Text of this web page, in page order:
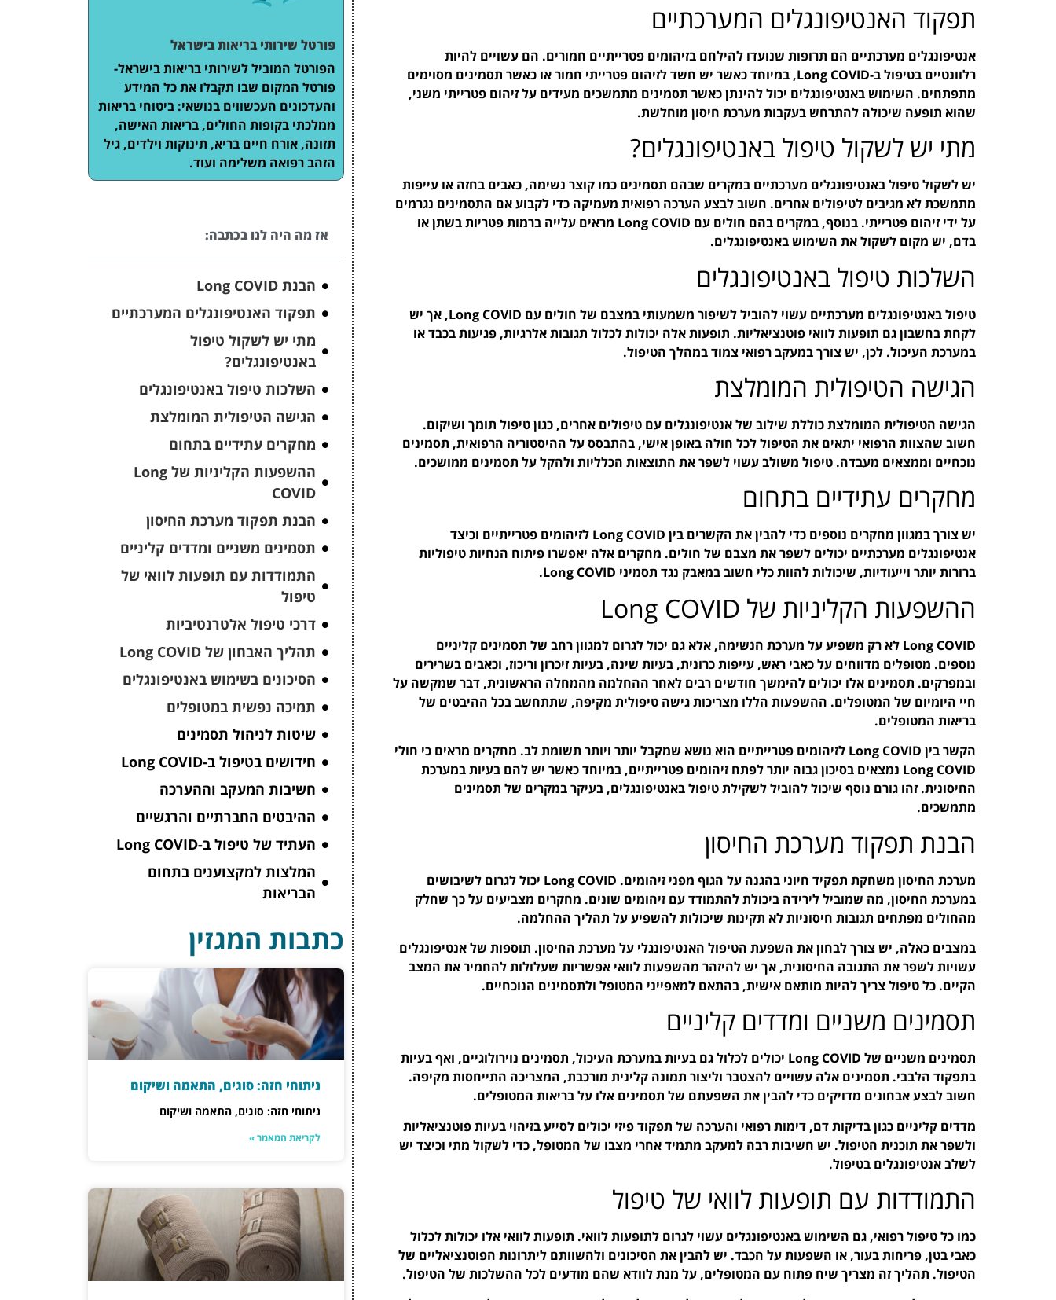
תפקוד האנטיפונגלים המערכתיים
אנטיפונגלים מערכתיים הם תרופות שנועדו להילחם בזיהומים פטרייתיים חמורים. הם עשויים להיות
רלוונטיים בטיפול ב-Long COVID, במיוחד כאשר יש חשד לזיהום פטרייתי חמור או כאשר תסמינים מסוימים
מתפתחים. השימוש באנטיפונגלים יכול להינתן כאשר תסמינים מתמשכים מעידים על זיהום פטרייתי משני,
שהוא תופעה שיכולה להתרחש בעקבות מערכת חיסון מוחלשת.
מתי יש לשקול טיפול באנטיפונגלים?
יש לשקול טיפול באנטיפונגלים מערכתיים במקרים שבהם תסמינים כמו קוצר נשימה, כאבים בחזה או עייפות
מתמשכת לא מגיבים לטיפולים אחרים. חשוב לבצע הערכה רפואית מעמיקה כדי לקבוע אם התסמינים נגרמים
על ידי זיהום פטרייתי. בנוסף, במקרים בהם חולים עם Long COVID מראים עלייה ברמות פטריות בשתן או
בדם, יש מקום לשקול את השימוש באנטיפונגלים.
השלכות טיפול באנטיפונגלים
טיפול באנטיפונגלים מערכתיים עשוי להוביל לשיפור משמעותי במצבם של חולים עם Long COVID, אך יש
לקחת בחשבון גם תופעות לוואי פוטנציאליות. תופעות אלה יכולות לכלול תגובות אלרגיות, פגיעות בכבד או
במערכת העיכול. לכן, יש צורך במעקב רפואי צמוד במהלך הטיפול.
הגישה הטיפולית המומלצת
הגישה הטיפולית המומלצת כוללת שילוב של אנטיפונגלים עם טיפולים אחרים, כגון טיפול תומך ושיקום.
חשוב שהצוות הרפואי יתאים את הטיפול לכל חולה באופן אישי, בהתבסס על ההיסטוריה הרפואית, תסמינים
נוכחיים וממצאים מעבדה. טיפול משולב עשוי לשפר את התוצאות הכלליות ולהקל על תסמינים ממושכים.
מחקרים עתידיים בתחום
יש צורך במגוון מחקרים נוספים כדי להבין את הקשרים בין Long COVID לזיהומים פטרייתיים וכיצד
אנטיפונגלים מערכתיים יכולים לשפר את מצבם של חולים. מחקרים אלה יאפשרו פיתוח הנחיות טיפוליות
ברורות יותר וייעודיות, שיכולות להוות כלי חשוב במאבק נגד תסמיני Long COVID.
ההשפעות הקליניות של Long COVID
Long COVID לא רק משפיע על מערכת הנשימה, אלא גם יכול לגרום למגוון רחב של תסמינים קליניים
נוספים. מטופלים מדווחים על כאבי ראש, עייפות כרונית, בעיות שינה, בעיות זיכרון וריכוז, וכאבים בשרירים
ובמפרקים. תסמינים אלו יכולים להימשך חודשים רבים לאחר ההחלמה מהמחלה הראשונית, דבר שמקשה על
חיי היומיום של המטופלים. ההשפעות הללו מצריכות גישה טיפולית מקיפה, שתתחשב בכל ההיבטים של
בריאות המטופלים.
הקשר בין Long COVID לזיהומים פטרייתיים הוא נושא שמקבל יותר ויותר תשומת לב. מחקרים מראים כי חולי
Long COVID נמצאים בסיכון גבוה יותר לפתח זיהומים פטרייתיים, במיוחד כאשר יש להם בעיות במערכת
החיסונית. זהו גורם נוסף שיכול להוביל לשקילת טיפול באנטיפונגלים, בעיקר במקרים של תסמינים
מתמשכים.
הבנת תפקוד מערכת החיסון
מערכת החיסון משחקת תפקיד חיוני בהגנה על הגוף מפני זיהומים. Long COVID יכול לגרום לשיבושים
במערכת החיסון, מה שמוביל לירידה ביכולת להתמודד עם זיהומים שונים. מחקרים מצביעים על כך שחלק
מהחולים מפתחים תגובות חיסוניות לא תקינות שיכולות להשפיע על תהליך ההחלמה.
במצבים כאלה, יש צורך לבחון את השפעת הטיפול האנטיפונגלי על מערכת החיסון. תוספות של אנטיפונגלים
עשויות לשפר את התגובה החיסונית, אך יש להיזהר מהשפעות לוואי אפשריות שעלולות להחמיר את המצב
הקיים. כל טיפול צריך להיות מותאם אישית, בהתאם למאפייני המטופל ולתסמינים הנוכחיים.
תסמינים משניים ומדדים קליניים
תסמינים משניים של Long COVID יכולים לכלול גם בעיות במערכת העיכול, תסמינים נוירולוגיים, ואף בעיות
בתפקוד הלבבי. תסמינים אלה עשויים להצטבר וליצור תמונה קלינית מורכבת, המצריכה התייחסות מקיפה.
חשוב לבצע אבחונים מדויקים כדי להבין את השפעתם של תסמינים אלו על בריאות המטופלים.
מדדים קליניים כגון בדיקות דם, דימות רפואי והערכה של תפקוד פיזי יכולים לסייע בזיהוי בעיות פוטנציאליות
ולשפר את תוכנית הטיפול. יש חשיבות רבה למעקב מתמיד אחרי מצבו של המטופל, כדי לשקול מתי וכיצד יש
לשלב אנטיפונגלים בטיפול.
התמודדות עם תופעות לוואי של טיפול
כמו כל טיפול רפואי, גם השימוש באנטיפונגלים עשוי לגרום לתופעות לוואי. תופעות לוואי אלו יכולות לכלול
כאבי בטן, פריחות בעור, או השפעות על הכבד. יש להבין את הסיכונים ולהשוותם ליתרונות הפוטנציאליים של
הטיפול. תהליך זה מצריך שיח פתוח עם המטופלים, על מנת לוודא שהם מודעים לכל ההשלכות של הטיפול.
פורטל שירותי בריאות בישראל
הפורטל המוביל לשירותי בריאות בישראל-
פורטל המקום שבו תקבלו את כל המידע
והעדכונים העכשווים בנושאי: ביטוחי בריאות
ממלכתי בקופות החולים, בריאות האישה,
תזונה, אורח חיים בריא, תינוקות וילדים, גיל
הזהב רפואה משלימה ועוד.
אז מה היה לנו בכתבה:
הבנת Long COVID
תפקוד האנטיפונגלים המערכתיים
מתי יש לשקול טיפול
באנטיפונגלים?
השלכות טיפול באנטיפונגלים
הגישה הטיפולית המומלצת
מחקרים עתידיים בתחום
ההשפעות הקליניות של Long
COVID
הבנת תפקוד מערכת החיסון
תסמינים משניים ומדדים קליניים
התמודדות עם תופעות לוואי של
טיפול
דרכי טיפול אלטרנטיביות
תהליך האבחון של Long COVID
הסיכונים בשימוש באנטיפונגלים
תמיכה נפשית במטופלים
שיטות לניהול תסמינים
חידושים בטיפול ב-Long COVID
חשיבות המעקב וההערכה
ההיבטים החברתיים והרגשיים
העתיד של טיפול ב-Long COVID
המלצות למקצוענים בתחום
הבריאות
כתבות המגזין
ניתוחי חזה: סוגים, התאמה ושיקום
ניתוחי חזה: סוגים, התאמה ושיקום
לקריאת המאמר »